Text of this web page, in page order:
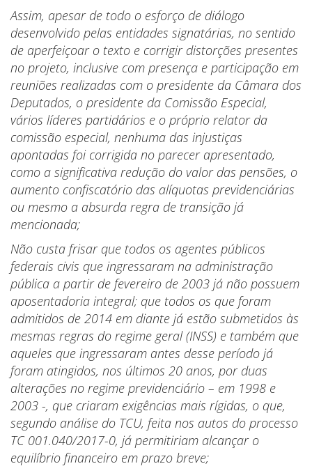
Assim, apesar de todo o esforço de diálogo
desenvolvido pelas entidades signatárias, no sentido
de aperfeiçoar o texto e corrigir distorções presentes
no projeto, inclusive com presença e participação em
reuniões realizadas com o presidente da Câmara dos
Deputados, o presidente da Comissão Especial,
vários líderes partidários e o próprio relator da
comissão especial, nenhuma das injustiças
apontadas foi corrigida no parecer apresentado,
como a significativa redução do valor das pensões, o
aumento confiscatório das alíquotas previdenciárias
ou mesmo a absurda regra de transição já
mencionada;
Não custa frisar que todos os agentes públicos
federais civis que ingressaram na administração
pública a partir de fevereiro de 2003 já não possuem
aposentadoria integral; que todos os que foram
admitidos de 2014 em diante já estão submetidos às
mesmas regras do regime geral (INSS) e também que
aqueles que ingressaram antes desse período já
foram atingidos, nos últimos 20 anos, por duas
alterações no regime previdenciário – em 1998 e
2003 -, que criaram exigências mais rígidas, o que,
segundo análise do TCU, feita nos autos do processo
TC 001.040/2017-0, já permitiriam alcançar o
equilíbrio financeiro em prazo breve;